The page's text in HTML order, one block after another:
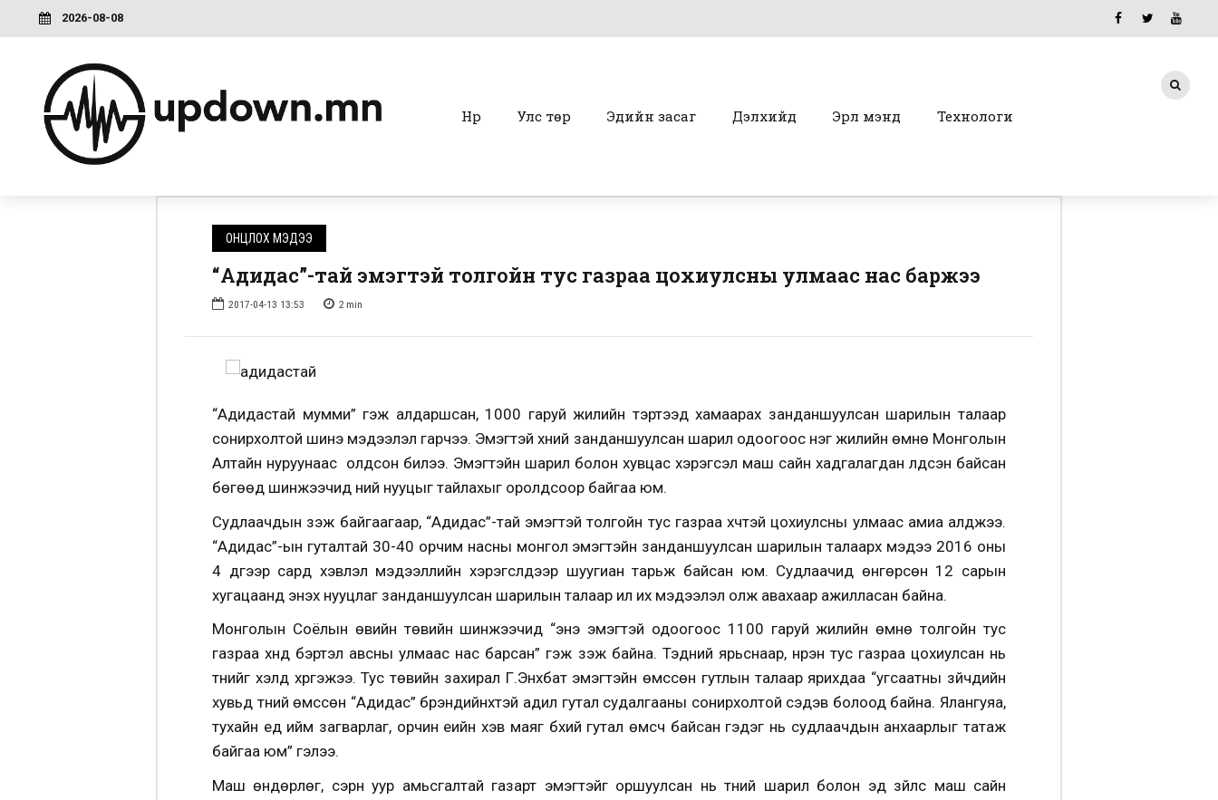
2026-08-08
Нүүр Улс төр Эдийн засаг Дэлхийд Эрүүл мэнд Технологи
ОНЦЛОХ МЭДЭЭ
“Адидас”-тай эмэгтэй толгойн тус газраа цохиулсны улмаас нас баржээ
2017-04-13 13:53 2 min
“Адидастай мумми” гэж алдаршсан, 1000 гаруй жилийн тэртээд хамаарах занданшуулсан шарилын талаар
сонирхолтой шинэ мэдээлэл гарчээ. Эмэгтэй хүний занданшуулсан шарил одоогоос нэг жилийн өмнө Монголын
Алтайн нуруунаас олдсон билээ. Эмэгтэйн шарил болон хувцас хэрэгсэл маш сайн хадгалагдан үлдсэн байсан
бөгөөд шинжээчид үүний нууцыг тайлахыг оролдсоор байгаа юм.
Судлаачдын үзэж байгаагаар, “Адидас”-тай эмэгтэй толгойн тус газраа хүчтэй цохиулсны улмаас амиа алджээ.
“Адидас”-ын гуталтай 30-40 орчим насны монгол эмэгтэйн занданшуулсан шарилын талаарх мэдээ 2016 оны
4 дүгээр сард хэвлэл мэдээллийн хэрэгслүүдээр шуугиан тарьж байсан юм. Судлаачид өнгөрсөн 12 сарын
хугацаанд энэхүү нууцлаг занданшуулсан шарилын талаар илүү их мэдээлэл олж авахаар ажилласан байна.
Монголын Соёлын өвийн төвийн шинжээчид “энэ эмэгтэй одоогоос 1100 гаруй жилийн өмнө толгойн тус
газраа хүнд бэртэл авсны улмаас нас барсан” гэж үзэж байна. Тэдний ярьснаар, нүүрэн тус газраа цохиулсан нь
түүнийг үхэлд хүргэжээ. Тус төвийн захирал Г.Энхбат эмэгтэйн өмссөн гутлын талаар ярихдаа “угсаатны зүйчдийн
хувьд түүний өмссөн “Адидас” брэндийнхтэй адил гутал судалгааны сонирхолтой сэдэв болоод байна. Ялангуяа,
тухайн үед ийм загварлаг, орчин үеийн хэв маяг бүхий гутал өмсч байсан гэдэг нь судлаачдын анхаарлыг татаж
байгаа юм” гэлээ.
Маш өндөрлөг, сэрүүн уур амьсгалтай газарт эмэгтэйг оршуулсан нь түүний шарил болон эд зүйлс маш сайн